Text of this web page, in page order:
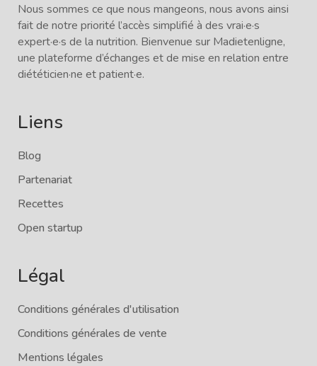
Nous sommes ce que nous mangeons, nous avons ainsi
fait de notre priorité l’accès simplifié à des vrai·e·s
expert·e·s de la nutrition. Bienvenue sur Madietenligne,
une plateforme d’échanges et de mise en relation entre
diététicien·ne et patient·e.
Liens
Blog
Partenariat
Recettes
Open startup
Légal
Conditions générales d'utilisation
Conditions générales de vente
Mentions légales